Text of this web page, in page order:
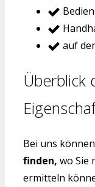
auf
Überblick
Bei uns können
finden, wo Sie
ermitteln